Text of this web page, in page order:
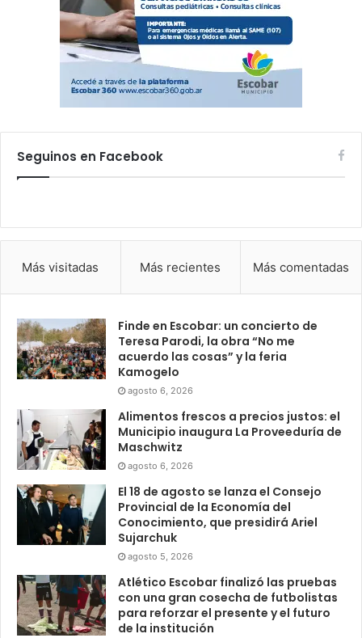
Seguinos en Facebook
Más visitadas Más recientes Más comentadas
Finde en Escobar: un concierto de
Teresa Parodi, la obra “No me
acuerdo las cosas” y la feria
Kamogelo
agosto 6, 2026
Alimentos frescos a precios justos: el
Municipio inaugura La Proveeduría de
Maschwitz
agosto 6, 2026
El 18 de agosto se lanza el Consejo
Provincial de la Economía del
Conocimiento, que presidirá Ariel
Sujarchuk
agosto 5, 2026
Atlético Escobar finalizó las pruebas
con una gran cosecha de futbolistas
para reforzar el presente y el futuro
de la institución